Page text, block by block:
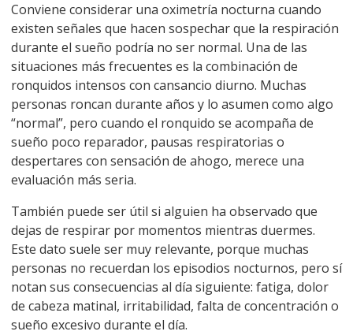
Conviene considerar una oximetría nocturna cuando
existen señales que hacen sospechar que la respiración
durante el sueño podría no ser normal. Una de las
situaciones más frecuentes es la combinación de
ronquidos intensos con cansancio diurno. Muchas
personas roncan durante años y lo asumen como algo
“normal”, pero cuando el ronquido se acompaña de
sueño poco reparador, pausas respiratorias o
despertares con sensación de ahogo, merece una
evaluación más seria.
También puede ser útil si alguien ha observado que
dejas de respirar por momentos mientras duermes.
Este dato suele ser muy relevante, porque muchas
personas no recuerdan los episodios nocturnos, pero sí
notan sus consecuencias al día siguiente: fatiga, dolor
de cabeza matinal, irritabilidad, falta de concentración o
sueño excesivo durante el día.